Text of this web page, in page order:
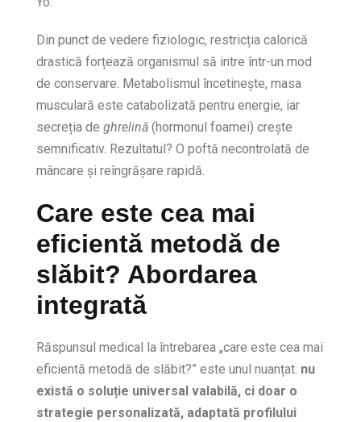
Din punct de vedere fiziologic, restricția calorică
drastică forțează organismul să intre într-un mod
de conservare. Metabolismul încetinește, masa
musculară este catabolizată pentru energie, iar
secreția de ghrelină (hormonul foamei) crește
semnificativ. Rezultatul? O poftă necontrolată de
mâncare și reîngrășare rapidă.
Care este cea mai
eficientă metodă de
slăbit? Abordarea
integrată
Răspunsul medical la întrebarea „care este cea mai
eficientă metodă de slăbit?” este unul nuanțat: nu
există o soluție universal valabilă, ci doar o
strategie personalizată, adaptată profilului